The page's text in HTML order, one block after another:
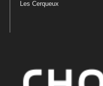
Les Cerqueux